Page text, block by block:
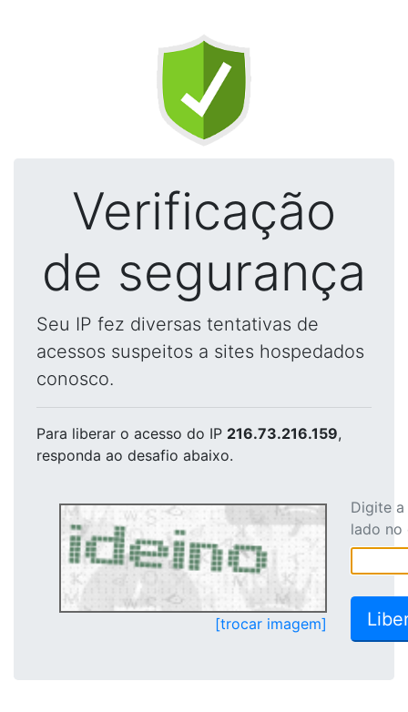
Verificação
de segurança
Seu IP fez diversas tentativas de
acessos suspeitos a sites hospedados
conosco.
Para liberar o acesso do IP 216.73.216.159,
responda ao desafio abaixo.
[trocar imagem]
Digite
lado no